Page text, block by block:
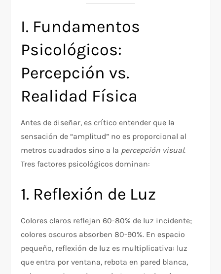
I. Fundamentos
Psicológicos:
Percepción vs.
Realidad Física
Antes de diseñar, es crítico entender que la
sensación de “amplitud” no es proporcional al
metros cuadrados sino a la percepción visual.
Tres factores psicológicos dominan:
1. Reflexión de Luz
Colores claros reflejan 60-80% de luz incidente;
colores oscuros absorben 80-90%. En espacio
pequeño, reflexión de luz es multiplicativa: luz
que entra por ventana, rebota en pared blanca,